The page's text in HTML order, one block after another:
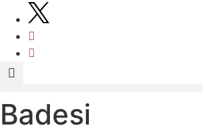
Badesi